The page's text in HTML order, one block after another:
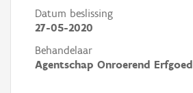
Datum beslissing
27-05-2020
Behandelaar
Agentschap Onroerend Erfgoed